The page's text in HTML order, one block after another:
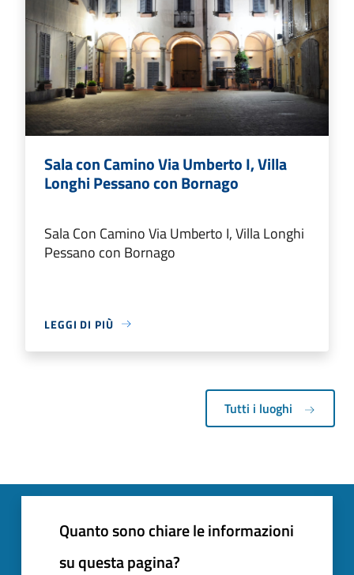
Sala con Camino Via Umberto I, Villa
Longhi Pessano con Bornago
Sala Con Camino Via Umberto I, Villa Longhi
Pessano con Bornago
LEGGI DI PIÙ
Tutti i luoghi
Quanto sono chiare le informazioni
su questa pagina?